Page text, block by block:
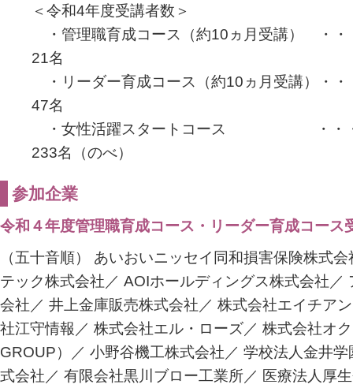
＜令和4年度受講者数＞
・管理職育成コース（約10ヵ月受講） ・・
21名
・リーダー育成コース（約10ヵ月受講）・・
47名
・女性活躍スタートコース ・・・
233名（のべ）
参加企業
令和４年度管理職育成コース・リーダー育成コース
（五十音順） あいおいニッセイ同和損害保険株式
テック株式会社／ AOIホールディングス株式会社／
会社／ 井上金庫販売株式会社／ 株式会社エイチア
社江守情報／ 株式会社エル・ローズ／ 株式会社オ
GROUP）／ 小野谷機工株式会社／ 学校法人金井
式会社／ 有限会社黒川ブロー工業所／ 医療法人厚